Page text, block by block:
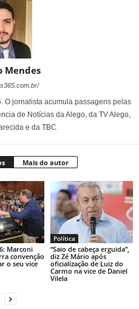
Mendes
O jornalista acumula passagens pelas
de Notícias da Alego, da TV Alego,
e da TBC.
Mais do autor
Marconi
convenção
o seu vice
Política
“Saio de cabeça erguida”,
diz Zé Mário após
oficialização de Luiz do
Carmo na vice de Daniel
Vilela